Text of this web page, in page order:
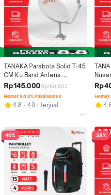
TANAKA Parabola Solid T-45
CM Ku Band Antena
Parabola Mini Outdoor
Sinyal Stabil Tahan Hujan
Bahan Metal
Rp145.000Rp180.000
Hemat s.d 8% Pakai Bonus
4.8 40+ terjual
Set
Hemat
40% 38%